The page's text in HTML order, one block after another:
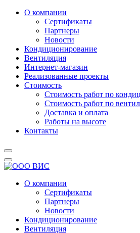
О компании
Сертификаты
Партнеры
Новости
Кондиционирование
Вентиляция
Интернет-магазин
Реализованные проекты
Стоимость
Стоимость работ по
Стоимость работ по
Доставка и оплата
Работы на высоте
Контакты
О компании
Сертификаты
Партнеры
Новости
Кондиционирование
Вентиляция